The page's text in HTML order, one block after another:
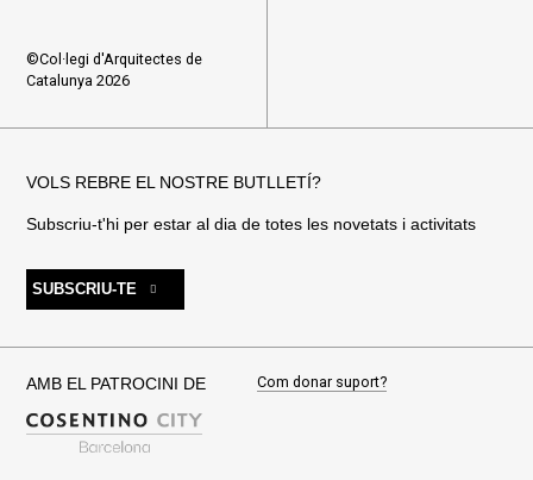
©Col·legi d'Arquitectes de
Catalunya 2026
VOLS REBRE EL NOSTRE BUTLLETÍ?
Subscriu-t'hi per estar al dia de totes les novetats i activitats
SUBSCRIU-TE
AMB EL PATROCINI DE Com donar suport?